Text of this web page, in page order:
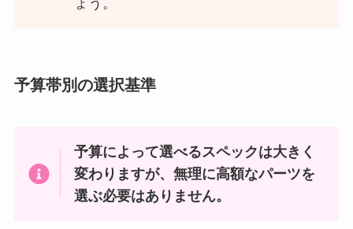
予算帯別の選択基準
予算によって選べるスペックは大きく
変わりますが、無理に高額なパーツを
選ぶ必要はありません。